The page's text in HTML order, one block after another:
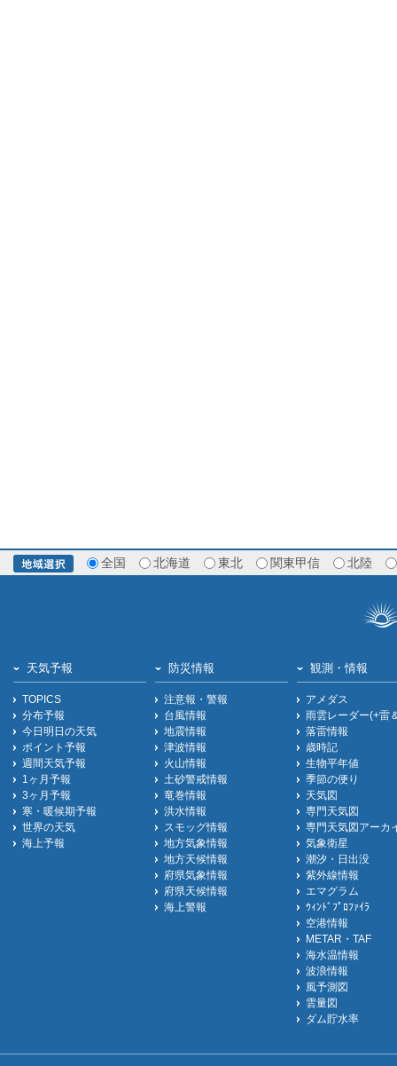
全国 北海道 東北 関東甲信 北陸
天気予報
TOPICS
分布予報
今日明日の天気
ポイント予報
週間天気予報
1ヶ月予報
3ヶ月予報
寒・暖候期予報
世界の天気
海上予報
防災情報
注意報・警報
台風情報
地震情報
津波情報
火山情報
土砂警戒情報
竜巻情報
洪水情報
スモッグ情報
地方気象情報
地方天候情報
府県気象情報
府県天候情報
海上警報
観測・情報
アメダス
雨雲レーダー(+雷
落雷情報
歳時記
生物平年値
季節の便り
天気図
専門天気図
専門天気図アーカ
気象衛星
潮汐・日出没
紫外線情報
エマグラム
ｳｨﾝﾄﾞﾌﾟﾛﾌｧｲﾗ
空港情報
METAR・TAF
海水温情報
波浪情報
風予測図
雲量図
ダム貯水率